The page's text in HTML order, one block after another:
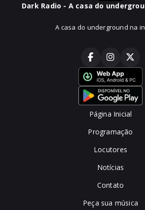
Dark Radio - A casa do
A casa do underground na
Página Inicial
Programação
Locutores
Notícias
Contato
Peça sua música